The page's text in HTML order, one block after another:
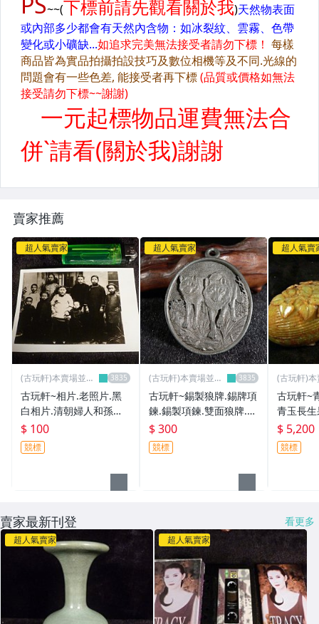
賣家推薦
超人氣賣家
(古玩軒)本賣場並無
古玩軒~相片.老照片.黑
白相片.清朝婦人和孫子.
裹小腳的婦人.抹額的婦
人.眉勒的婦人.KKK640
$ 100
競標
超人氣賣家
(古玩軒)本賣場並無
古玩軒~錫製狼牌.錫牌項
鍊.錫製項鍊.雙面狼牌.金
屬飾品.項鍊墬子.ABC11
0
$ 300
競標
超人氣賣
(古玩軒)
古玩軒~
青玉長
壽多福
生 老件
$ 5,200
競標
賣家最新刊登 看更多
超人氣賣家 超人氣賣家